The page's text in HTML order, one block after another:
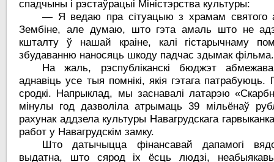
спадчыны і рэстаўрацыі Міністэрства культуры:
— Я ведаю пра сітуацыю з храмам святого
Зембіне, але думаю, што гэта амаль што не
кшталту ў нашай краіне, калі гістарычнаму
збудаванню наносяць шкоду падчас здымак фільма.
На жаль, рэспубліканскі бюджэт
аднавіць усе тыя помнікі, якія гэтага
сродкі. Напрыклад, мы заснавалі латарэю
мінулы год дазволіла атрымаць 39 мільёнаў
рахунак аддзела культуры Навагрудскага
работ у Навагрудскім замку.
Што датычыцца фінансавай дапамогі
выдатна, што сярод іх ёсць людзі,